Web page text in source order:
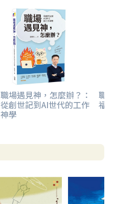
職場遇見神，怎麼辦？：
從創世記到AI世代的工作
神學
職
福